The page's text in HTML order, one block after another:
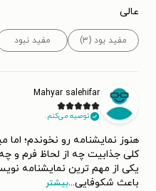
عالی
مفید بود (۳) مفید نبود
Mahyar salehifar
توصیه می‌کنم.
هنوز نمایشنامه رو نخوندم؛ اما
کلی جذابیت چه از لحاظ فرم و
یکی از مهم ترین نمایشنامه
باعث شکوفایی...بیشتر